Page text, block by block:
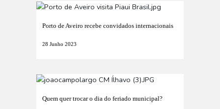
Porto de Aveiro recebe convidados internacionais
28 Junho 2023
Quem quer trocar o dia do feriado municipal?